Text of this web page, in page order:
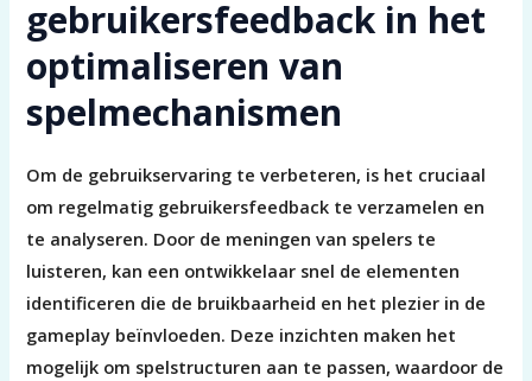
gebruikersfeedback in het
optimaliseren van
spelmechanismen
Om de gebruikservaring te verbeteren, is het cruciaal
om regelmatig gebruikersfeedback te verzamelen en
te analyseren. Door de meningen van spelers te
luisteren, kan een ontwikkelaar snel de elementen
identificeren die de bruikbaarheid en het plezier in de
gameplay beïnvloeden. Deze inzichten maken het
mogelijk om spelstructuren aan te passen, waardoor de